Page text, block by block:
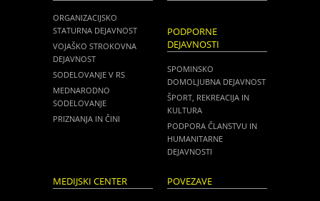
ORGANIZACIJSKO
STATURNA DEJAVNOST
VOJAŠKO STROKOVNA
DEJAVNOST
SODELOVANJE V RS
MEDNARODNO
SODELOVANJE
PRIZNANJA IN ČINI
PODPORNE
DEJAVNOSTI
SPOMINSKO
DOMOLJUBNA DEJAVNOST
ŠPORT, REKREACIJA IN
KULTURA
PODPORA ČLANSTVU IN
HUMANITARNE
DEJAVNOSTI
MEDIJSKI CENTER POVEZAVE